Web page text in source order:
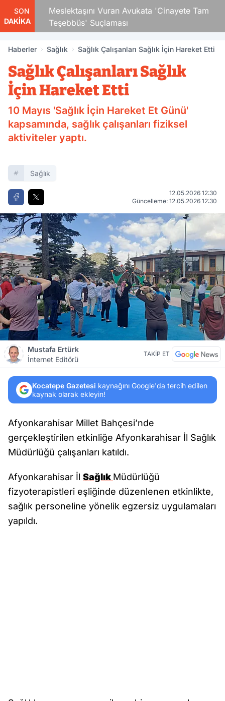
SON
DAKİKA
Meslektaşını Vuran Avukata 'Cinayete Tam
Teşebbüs' Suçlaması
Haberler Sağlık Sağlık Çalışanları Sağlık İçin Hareket Etti
Sağlık Çalışanları Sağlık
İçin Hareket Etti
10 Mayıs 'Sağlık İçin Hareket Et Günü'
kapsamında, sağlık çalışanları fiziksel
aktiviteler yaptı.
Sağlık
12.05.2026 12:30
Güncelleme: 12.05.2026 12:30
Mustafa Ertürk
İnternet Editörü
TAKİP ET
Kocatepe Gazetesi kaynağını Google'da tercih edilen
kaynak olarak ekleyin!
Afyonkarahisar Millet Bahçesi’nde
gerçekleştirilen etkinliğe Afyonkarahisar İl Sağlık
Müdürlüğü çalışanları katıldı.
Afyonkarahisar İl Sağlık Müdürlüğü
fizyoterapistleri eşliğinde düzenlenen etkinlikte,
sağlık personeline yönelik egzersiz uygulamaları
yapıldı.